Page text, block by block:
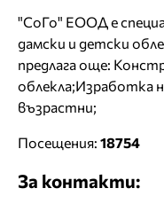
"СоГо" ЕООД е
дамски и детски
предлага още:
облекла;Изработка
възрастни;
Посещения: 18754
За контакти: